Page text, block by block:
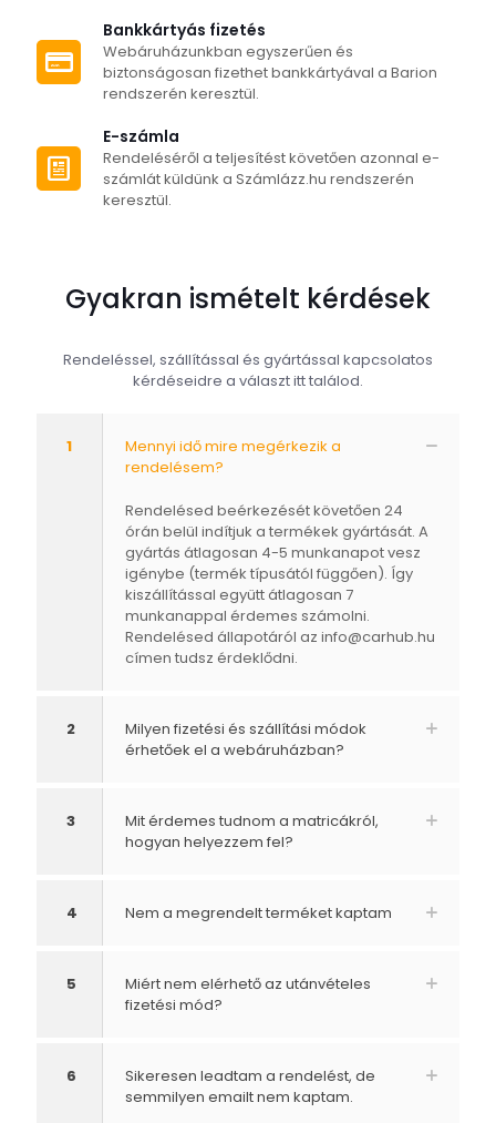
Bankkártyás fizetés
Webáruházunkban egyszerűen és
biztonságosan fizethet bankkártyával a Barion
rendszerén keresztül.
E-számla
Rendeléséről a teljesítést követően azonnal e-
számlát küldünk a Számlázz.hu rendszerén
keresztül.
Gyakran ismételt kérdések
Rendeléssel, szállítással és gyártással kapcsolatos
kérdéseidre a választ itt találod.
1
Mennyi idő mire megérkezik a
rendelésem?
Rendelésed beérkezését követően 24
órán belül indítjuk a termékek gyártását. A
gyártás átlagosan 4-5 munkanapot vesz
igénybe (termék típusától függően). Így
kiszállítással együtt átlagosan 7
munkanappal érdemes számolni.
Rendelésed állapotáról az info@carhub.hu
címen tudsz érdeklődni.
2
Milyen fizetési és szállítási módok
érhetőek el a webáruházban?
3
Mit érdemes tudnom a matricákról,
hogyan helyezzem fel?
4 Nem a megrendelt terméket kaptam
5
Miért nem elérhető az utánvételes
fizetési mód?
6
Sikeresen leadtam a rendelést, de
semmilyen emailt nem kaptam.